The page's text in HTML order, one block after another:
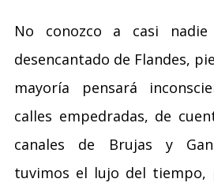
No conozco a casi
desencantado de Flandes,
mayoría pensará
calles empedradas, de
canales de Brujas y
tuvimos el lujo del tiempo,